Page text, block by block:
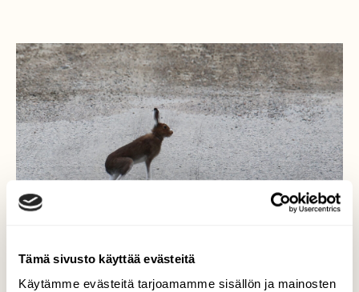
Tämä sivusto käyttää evästeitä
Käytämme evästeitä tarjoamamme sisällön ja mainosten